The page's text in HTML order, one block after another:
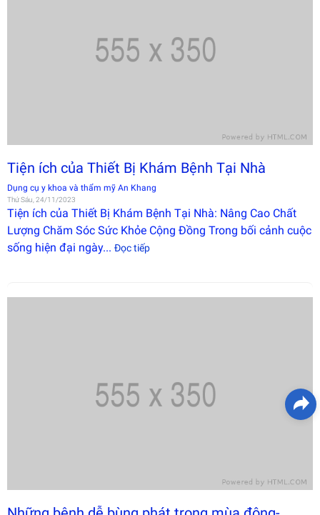
Tiện ích của Thiết Bị Khám Bệnh Tại Nhà
Dụng cụ y khoa và thẩm mỹ An Khang
Thứ Sáu, 24/11/2023
Tiện ích của Thiết Bị Khám Bệnh Tại Nhà: Nâng Cao Chất
Lượng Chăm Sóc Sức Khỏe Cộng Đồng Trong bối cảnh cuộc
sống hiện đại ngày... Đọc tiếp